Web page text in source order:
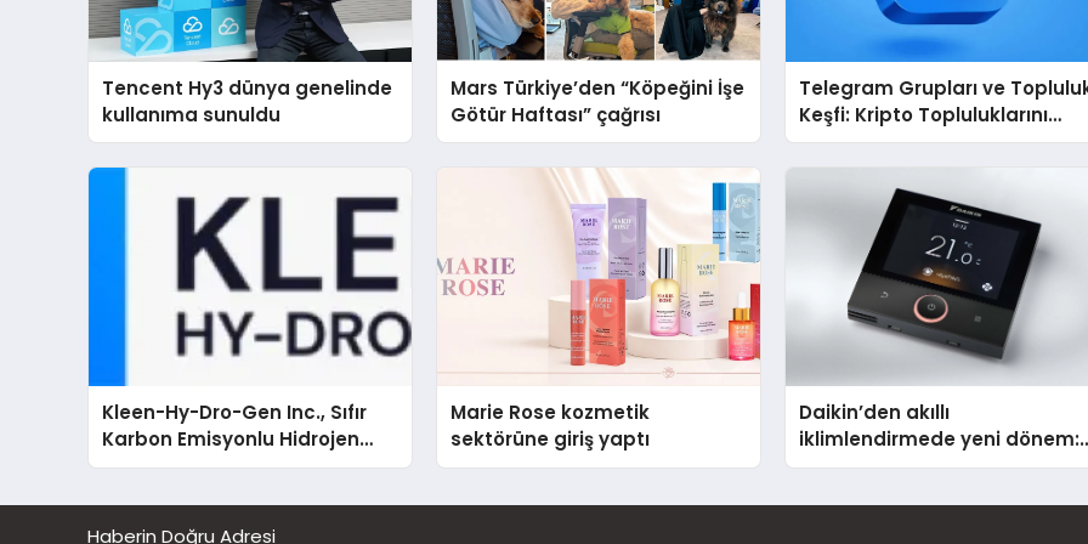
Tencent Hy3 dünya genelinde
kullanıma sunuldu
Mars Türkiye’den “Köpeğini İşe
Götür Haftası” çağrısı
Telegram Grupları ve
Keşfi: Kripto Topluluklarını
Telegram’da Keşfetmek
Kleen-Hy-Dro-Gen Inc., Sıfır
Karbon Emisyonlu Hidrojen
Isıtma Teknolojisinde ISO ve
Marie Rose kozmetik
sektörüne giriş yaptı
Daikin’den akıllı
iklimlendirmede yeni dönem:
Madoka Plus Türkiye’de
Haberin Doğru Adresi